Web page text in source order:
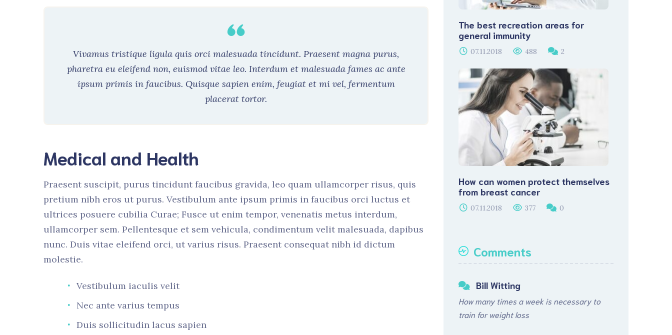
Vivamus tristique ligula quis orci malesuada tincidunt. Praesent magna purus,
pharetra eu eleifend non, euismod vitae leo. Interdum et malesuada fames ac ante
ipsum primis in faucibus. Quisque sapien enim, feugiat et mi vel, fermentum
placerat tortor.
Medical and Health
Praesent suscipit, purus tincidunt faucibus gravida, leo quam ullamcorper risus, quis
pretium nibh eros ut purus. Vestibulum ante ipsum primis in faucibus orci luctus et
ultrices posuere cubilia Curae; Fusce ut enim tempor, venenatis metus interdum,
ullamcorper sem. Pellentesque et sem vehicula, condimentum velit malesuada, dapibus
nunc. Duis vitae eleifend orci, ut varius risus. Praesent consequat nibh id dictum
molestie.
Vestibulum iaculis velit
Nec ante varius tempus
Duis sollicitudin lacus sapien
The best recreation areas for
general immunity
07.11.2018 488 2
How can women protect themselves
from breast cancer
07.11.2018 377 0
Comments
Bill Witting
How many times a week is necessary to
train for weight loss